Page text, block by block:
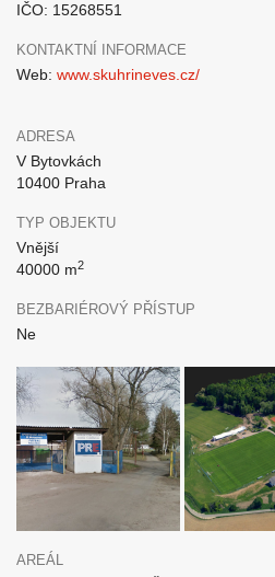
IČO: 15268551
KONTAKTNÍ INFORMACE
Web: www.skuhrineves.cz/
ADRESA
V Bytovkách
10400 Praha
TYP OBJEKTU
Vnější
40000 m2
BEZBARIÉROVÝ PŘÍSTUP
Ne
AREÁL